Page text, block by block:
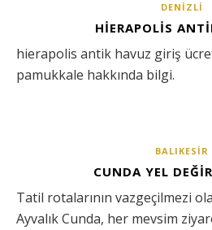
DENIZLI
HIERAPOLIS
hierapolis antik havuz giriş
pamukkale hakkında bilgi.
BALIKESIR
CUNDA YEL
Tatil rotalarının vazgeçilmezi
Ayvalık Cunda, her mevsim